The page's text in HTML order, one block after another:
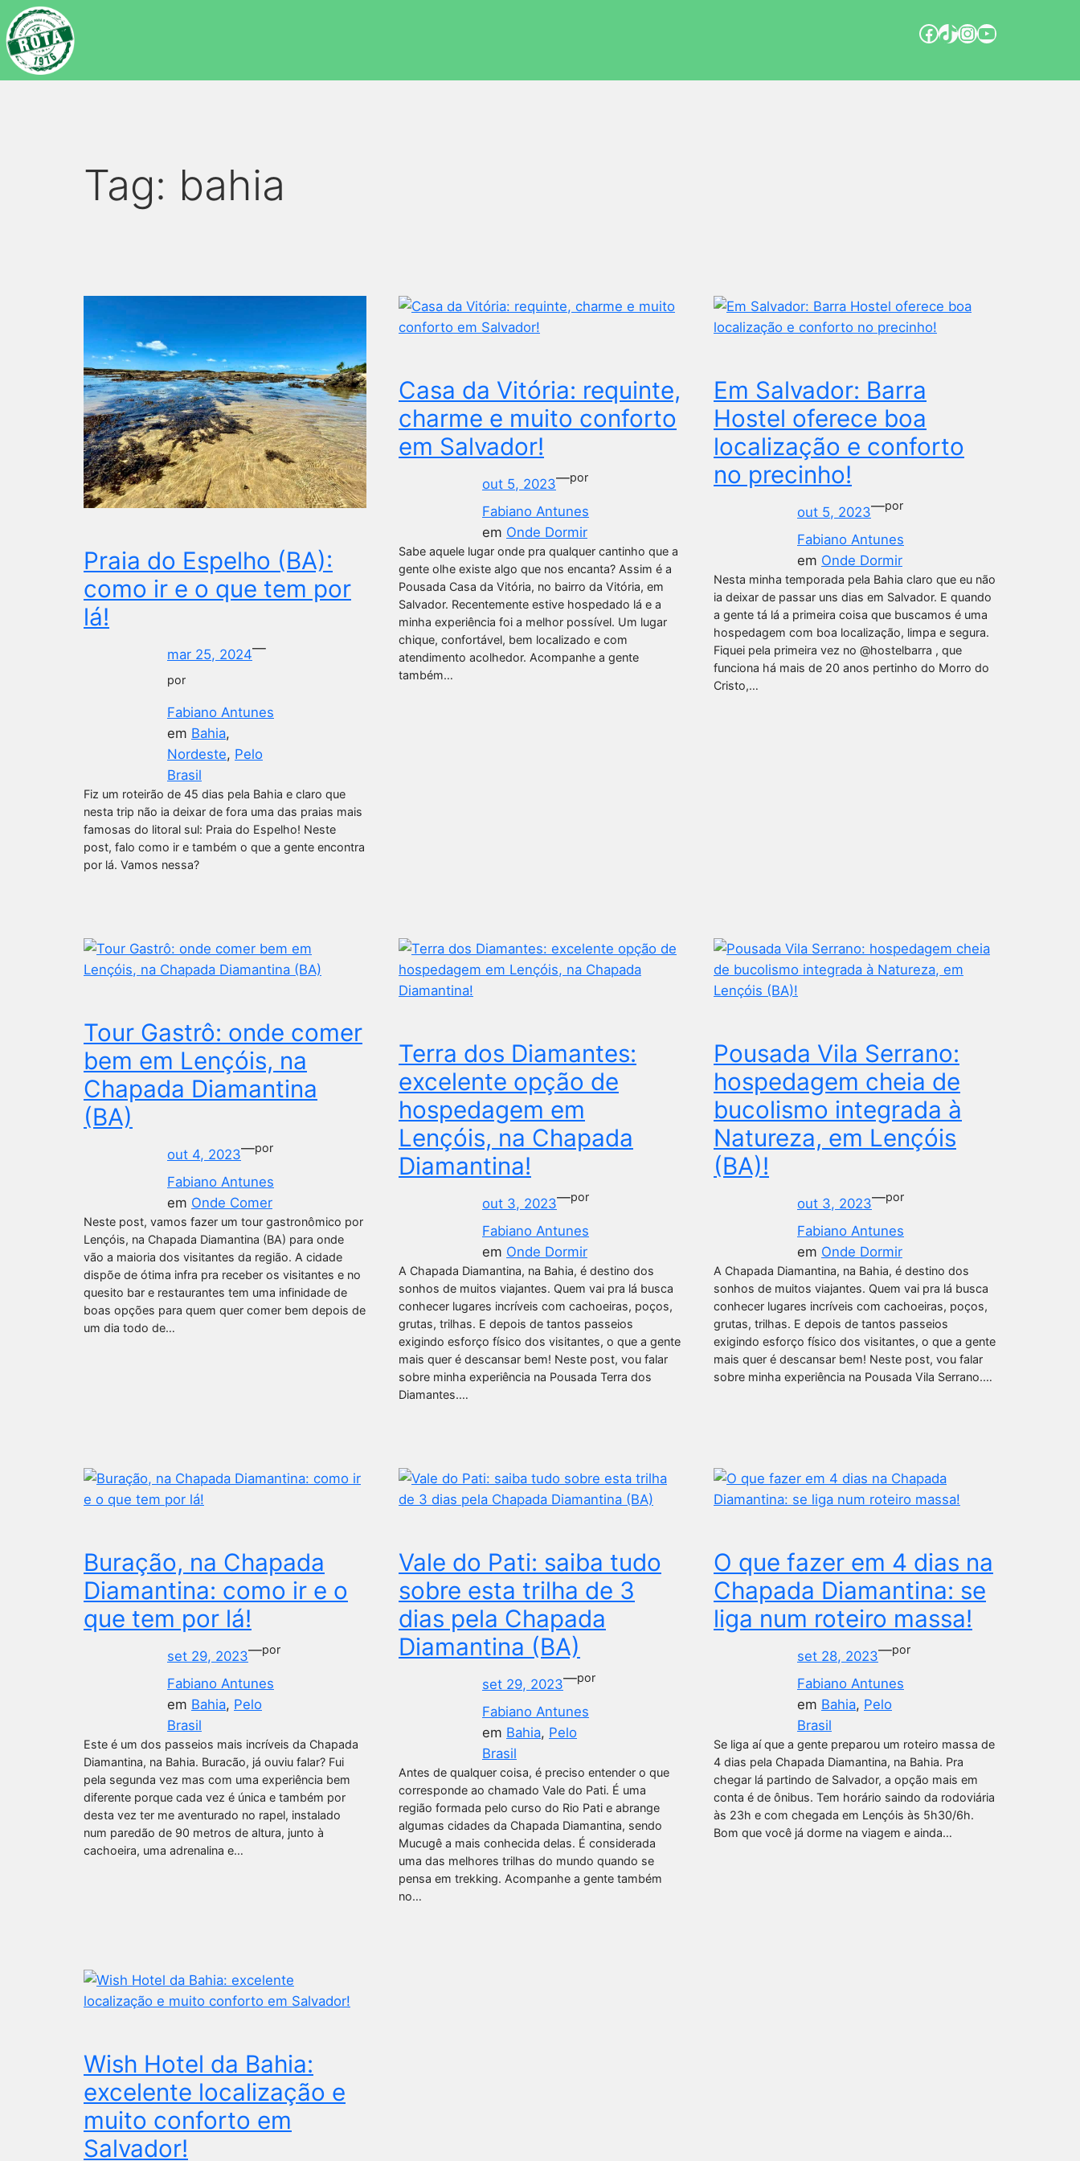
Tag: bahia
Praia do Espelho (BA):
como ir e o que tem por
lá!
mar 25, 2024—
por
Fabiano Antunes
em Bahia
Nordeste, Pelo
Brasil
Fiz um roteirão de 45 dias pela Bahia e claro que
nesta trip não ia deixar de fora uma das praias mais
famosas do litoral sul: Praia do Espelho! Neste
post, falo como ir e também o que a gente encontra
por lá. Vamos nessa?
Casa da Vitória: requinte,
charme e muito conforto
em Salvador!
out 5, 2023—por
Fabiano Antunes
em Onde Dormir
Sabe aquele lugar onde pra qualquer cantinho que a
gente olhe existe algo que nos encanta? Assim é a
Pousada Casa da Vitória, no bairro da Vitória, em
Salvador. Recentemente estive hospedado lá e a
minha experiência foi a melhor possível. Um lugar
chique, confortável, bem localizado e com
atendimento acolhedor. Acompanhe a gente
também…
Em Salvador: Barra
Hostel oferece boa
localização e conforto
no precinho!
out 5, 2023—por
Fabiano Antunes
em Onde Dormir
Nesta minha temporada pela Bahia claro que eu não
ia deixar de passar uns dias em Salvador. E quando
a gente tá lá a primeira coisa que buscamos é uma
hospedagem com boa localização, limpa e segura.
Fiquei pela primeira vez no @hostelbarra , que
funciona há mais de 20 anos pertinho do Morro do
Cristo,…
Tour Gastrô: onde comer
bem em Lençóis, na
Chapada Diamantina
(BA)
out 4, 2023—por
Fabiano Antunes
em Onde Comer
Neste post, vamos fazer um tour gastronômico por
Lençóis, na Chapada Diamantina (BA) para onde
vão a maioria dos visitantes da região. A cidade
dispõe de ótima infra pra receber os visitantes e no
quesito bar e restaurantes tem uma infinidade de
boas opções para quem quer comer bem depois de
um dia todo de…
Terra dos Diamantes:
excelente opção de
hospedagem em
Lençóis, na Chapada
Diamantina!
out 3, 2023—por
Fabiano Antunes
em Onde Dormir
A Chapada Diamantina, na Bahia, é destino dos
sonhos de muitos viajantes. Quem vai pra lá busca
conhecer lugares incríveis com cachoeiras, poços,
grutas, trilhas. E depois de tantos passeios
exigindo esforço físico dos visitantes, o que a gente
mais quer é descansar bem! Neste post, vou falar
sobre minha experiência na Pousada Terra dos
Diamantes.…
Pousada Vila Serrano:
hospedagem cheia de
bucolismo integrada à
Natureza, em Lençóis
(BA)!
out 3, 2023—por
Fabiano Antunes
em Onde Dormir
A Chapada Diamantina, na Bahia, é destino dos
sonhos de muitos viajantes. Quem vai pra lá busca
conhecer lugares incríveis com cachoeiras, poços,
grutas, trilhas. E depois de tantos passeios
exigindo esforço físico dos visitantes, o que a gente
mais quer é descansar bem! Neste post, vou falar
sobre minha experiência na Pousada Vila Serrano.…
Buração, na Chapada
Diamantina: como ir e o
que tem por lá!
set 29, 2023—por
Fabiano Antunes
em Bahia, Pelo
Brasil
Este é um dos passeios mais incríveis da Chapada
Diamantina, na Bahia. Buracão, já ouviu falar? Fui
pela segunda vez mas com uma experiência bem
diferente porque cada vez é única e também por
desta vez ter me aventurado no rapel, instalado
num paredão de 90 metros de altura, junto à
cachoeira, uma adrenalina e…
Vale do Pati: saiba tudo
sobre esta trilha de 3
dias pela Chapada
Diamantina (BA)
set 29, 2023—por
Fabiano Antunes
em Bahia, Pelo
Brasil
Antes de qualquer coisa, é preciso entender o que
corresponde ao chamado Vale do Pati. É uma
região formada pelo curso do Rio Pati e abrange
algumas cidades da Chapada Diamantina, sendo
Mucugê a mais conhecida delas. É considerada
uma das melhores trilhas do mundo quando se
pensa em trekking. Acompanhe a gente também
no…
O que fazer em 4 dias na
Chapada Diamantina: se
liga num roteiro massa!
set 28, 2023—por
Fabiano Antunes
em Bahia, Pelo
Brasil
Se liga aí que a gente preparou um roteiro massa de
4 dias pela Chapada Diamantina, na Bahia. Pra
chegar lá partindo de Salvador, a opção mais em
conta é de ônibus. Tem horário saindo da rodoviária
às 23h e com chegada em Lençóis às 5h30/6h.
Bom que você já dorme na viagem e ainda…
Wish Hotel da Bahia:
excelente localização e
muito conforto em
Salvador!